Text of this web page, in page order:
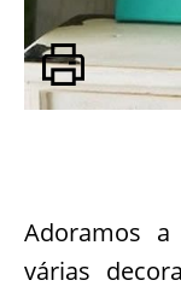
Adoramos
várias